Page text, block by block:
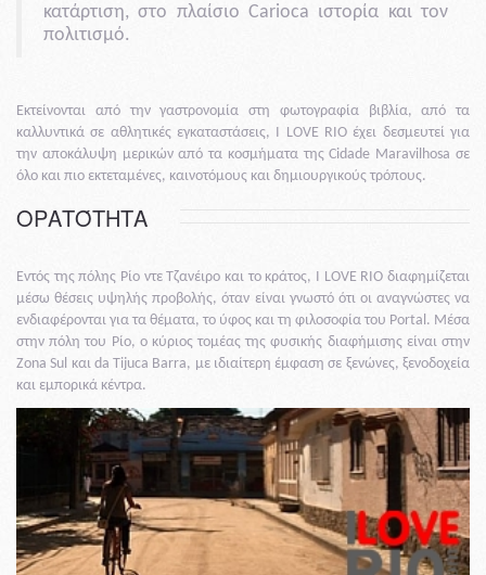
κατάρτιση, στο πλαίσιο Carioca ιστορία και τον
πολιτισμό.
Εκτείνονται από την γαστρονομία στη φωτογραφία βιβλία, από τα
καλλυντικά σε αθλητικές εγκαταστάσεις, I LOVE RIO έχει δεσμευτεί για
την αποκάλυψη μερικών από τα κοσμήματα της Cidade Maravilhosa σε
όλο και πιο εκτεταμένες, καινοτόμους και δημιουργικούς τρόπους.
ΟΡΑΤΌΤΗΤΑ
Εντός της πόλης Ρίο ντε Τζανέιρο και το κράτος, I LOVE RIO διαφημίζεται
μέσω θέσεις υψηλής προβολής, όταν είναι γνωστό ότι οι αναγνώστες να
ενδιαφέρονται για τα θέματα, το ύφος και τη φιλοσοφία του Portal. Μέσα
στην πόλη του Ρίο, ο κύριος τομέας της φυσικής διαφήμισης είναι στην
Zona Sul και da Tijuca Barra, με ιδιαίτερη έμφαση σε ξενώνες, ξενοδοχεία
και εμπορικά κέντρα.